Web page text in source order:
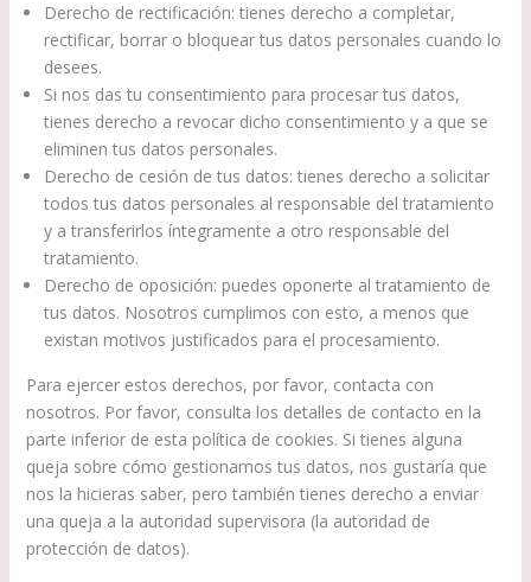
Derecho de rectificación: tienes derecho a completar,
rectificar, borrar o bloquear tus datos personales cuando lo
desees.
Si nos das tu consentimiento para procesar tus datos,
tienes derecho a revocar dicho consentimiento y a que se
eliminen tus datos personales.
Derecho de cesión de tus datos: tienes derecho a solicitar
todos tus datos personales al responsable del tratamiento
y a transferirlos íntegramente a otro responsable del
tratamiento.
Derecho de oposición: puedes oponerte al tratamiento de
tus datos. Nosotros cumplimos con esto, a menos que
existan motivos justificados para el procesamiento.
Para ejercer estos derechos, por favor, contacta con
nosotros. Por favor, consulta los detalles de contacto en la
parte inferior de esta política de cookies. Si tienes alguna
queja sobre cómo gestionamos tus datos, nos gustaría que
nos la hicieras saber, pero también tienes derecho a enviar
una queja a la autoridad supervisora (la autoridad de
protección de datos).